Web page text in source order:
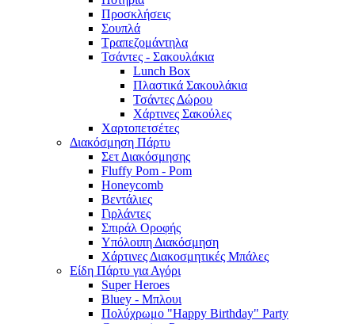
Προσκλήσεις
Σουπλά
Τραπεζομάντηλα
Τσάντες - Σακουλάκια
Lunch Box
Πλαστικά Σακουλάκια
Τσάντες Δώρου
Χάρτινες Σακούλες
Χαρτοπετσέτες
Διακόσμηση Πάρτυ
Σετ Διακόσμησης
Fluffy Pom - Pom
Honeycomb
Βεντάλιες
Γιρλάντες
Σπιράλ Οροφής
Υπόλοιπη Διακόσμηση
Χάρτινες Διακοσμητικές Μπάλες
Είδη Πάρτυ για Αγόρι
Super Heroes
Bluey - Μπλουι
Πολύχρωμο "Happy Birthday" Party